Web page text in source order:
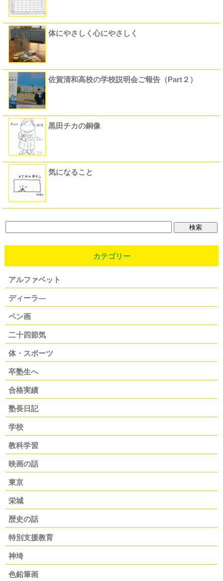
体にやさしく心にやさしく
佐賀清和高校の学校説明会ご報告（Part２）
黒田チカの銅像
気になること
カテゴリー
アルファベット
ディーラ―
ペン画
二十四節気
体・スポーツ
卒塾生へ
合格実績
塾長日記
学校
教科学習
映画の話
東京
栄城
歴史の話
特別支援教育
神埼
色鉛筆画